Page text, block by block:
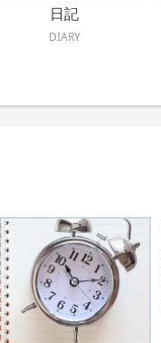
日記
DIARY